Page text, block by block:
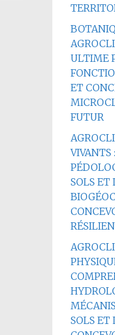
ULTIME
ET
FUTUR
VIVANTS
SOLS ET
SOLS ET